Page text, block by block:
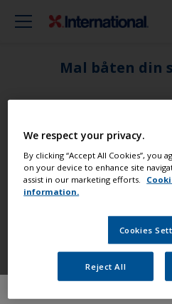
Mal båten din
båten din i topp
deg trygg på å
Dra fordel av
og
We respect your privacy.
By clicking “Accept All Cookies”, you
on your device to enhance site
assist in our marketing efforts.
information.
Cookies
Reject All